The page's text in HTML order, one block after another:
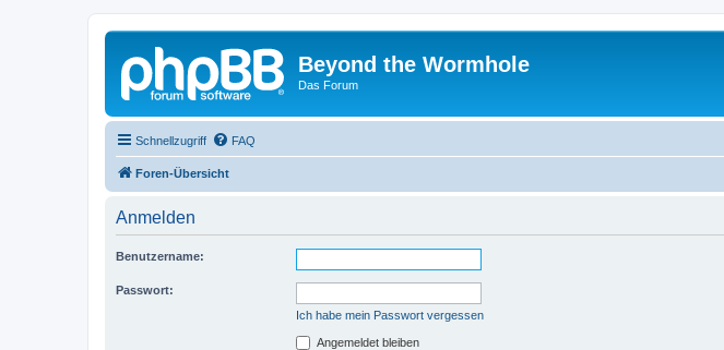
Beyond the Wormhole
Das Forum
Schnellzugriff FAQ
Foren-Übersicht
Anmelden
Benutzername:
Passwort:
Ich habe mein Passwort vergessen
Angemeldet bleiben